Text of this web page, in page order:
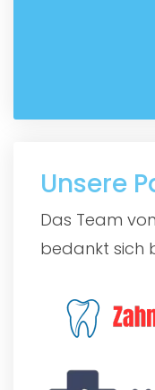
Unsere
Das Team
bedankt sich